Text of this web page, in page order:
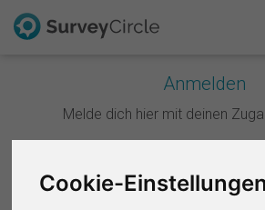
Cookie-Einstellungen
Anmelden
Melde dich hier mit deinen
Weiter mit Google
Das ist